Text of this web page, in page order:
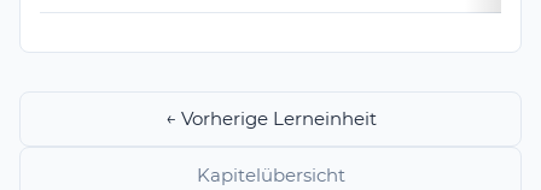
← Vorherige Lerneinheit
Kapitelübersicht